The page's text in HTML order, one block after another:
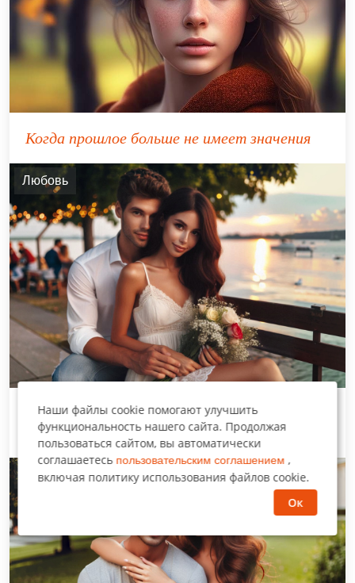
Когда прошлое больше не имеет значения
Любовь
Как избавиться от любовной зависимости и
перестать страдать?
Истории из жизни
Наши файлы cookie помогают улучшить
функциональность нашего сайта. Продолжая
пользоваться сайтом, вы автоматически
соглашаетесь пользовательским соглашением ,
включая политику использования файлов cookie.
Ок